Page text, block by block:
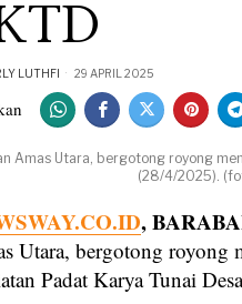
LUTHFI 29 APRIL 2025
Amas Utara, bergotong royong
(28/4/2025).
,
Utara, bergotong royong
Padat Karya Tunai